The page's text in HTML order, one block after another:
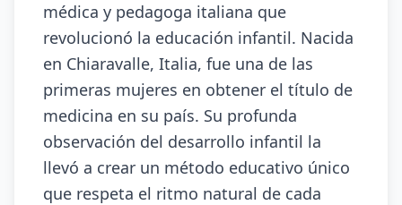
médica y pedagoga italiana que
revolucionó la educación infantil. Nacida
en Chiaravalle, Italia, fue una de las
primeras mujeres en obtener el título de
medicina en su país. Su profunda
observación del desarrollo infantil la
llevó a crear un método educativo único
que respeta el ritmo natural de cada